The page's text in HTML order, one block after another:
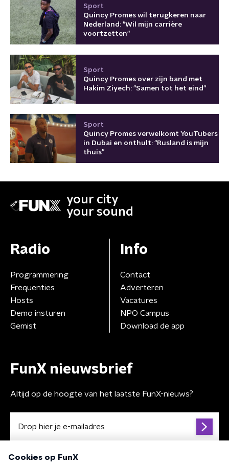
Sport
Quincy Promes wil terugkeren naar
Nederland: "Wil mijn carrière
voortzetten"
Sport
Quincy Promes over zijn band met
Hakim Ziyech: "Samen tot het eind"
Sport
Quincy Promes verwelkomt YouTubers
in Dubai en onthult: “Rusland is mijn
thuis”
your city
your sound
Radio
Programmering
Frequenties
Hosts
Demo insturen
Gemist
Info
Contact
Adverteren
Vacatures
NPO Campus
Download de app
FunX nieuwsbrief
Altijd op de hoogte van het laatste FunX-nieuws?